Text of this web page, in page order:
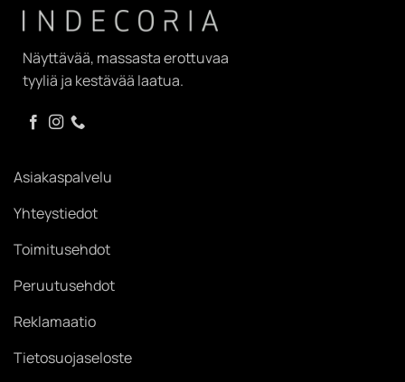
Näyttävää, massasta erottuvaa
tyyliä ja kestävää laatua.
Asiakaspalvelu
Yhteystiedot
Toimitusehdot
Peruutusehdot
Reklamaatio
Tietosuojaseloste